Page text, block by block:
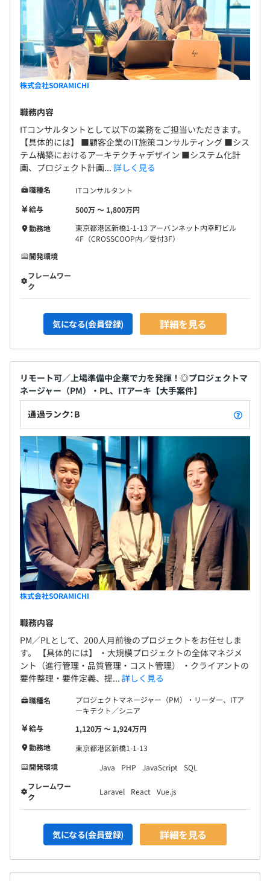
査定：年2回
社会保険完備（健康保険・厚生年金加入・雇用保険・労災
保険）
株式会社SORAMICHI
職務内容
ITコンサルタントとして以下の業務をご担当いただきます。
【具体的には】 ■顧客企業のIT施策コンサルティング ■シス
テム構築におけるアーキテクチャデザイン ■システム化計
画、プロジェクト計画... 詳しく見る
職種名
ITコンサルタント
給与
500万 〜 1,800万円
勤務地
東京都港区新橋1-1-13 アーバンネット内幸町ビル
4F（CROSSCOOP内／受付3F）
開発環境
フレームワー
ク
気になる(会員登録) 詳細を見る
リモート可／上場準備中企業で力を発揮！◎プロジェクトマ
ネージャー（PM）・PL、ITアーキ【大手案件】
通過ランク：B
株式会社SORAMICHI
職務内容
PM／PLとして、200人月前後のプロジェクトをお任せしま
す。 【具体的には】 ・大規模プロジェクトの全体マネジメ
ント（進行管理・品質管理・コスト管理） ・クライアントの
要件整理・要件定義、提... 詳しく見る
職種名
プロジェクトマネージャー（PM）・リーダー、ITア
ーキテクト／シニア
給与
1,120万 〜 1,924万円
勤務地
東京都港区新橋1-1-13
開発環境
Java PHP JavaScript
SQL
フレームワー
ク
Laravel React Vue.js
気になる(会員登録) 詳細を見る